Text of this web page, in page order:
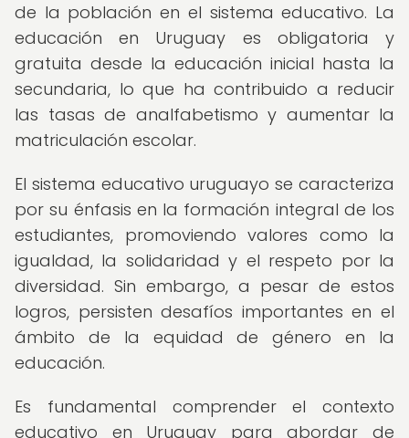
de la población en el sistema educativo. La
educación en Uruguay es obligatoria y
gratuita desde la educación inicial hasta la
secundaria, lo que ha contribuido a reducir
las tasas de analfabetismo y aumentar la
matriculación escolar.
El sistema educativo uruguayo se caracteriza
por su énfasis en la formación integral de los
estudiantes, promoviendo valores como la
igualdad, la solidaridad y el respeto por la
diversidad. Sin embargo, a pesar de estos
logros, persisten desafíos importantes en el
ámbito de la equidad de género en la
educación.
Es fundamental comprender el contexto
educativo en Uruguay para abordar de